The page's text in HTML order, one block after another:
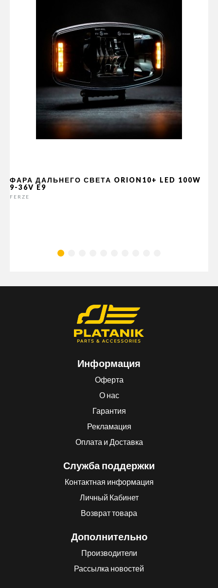
ФАРА ДАЛЬНЕГО СВЕТА ORION10+ LED 100W
9-36V E9
FERZE
Информация
Оферта
О нас
Гарантия
Рекламация
Оплата и Доставка
Служба поддержки
Контактная информация
Личный Кабинет
Возврат товара
Дополнительно
Производители
Рассылка новостей